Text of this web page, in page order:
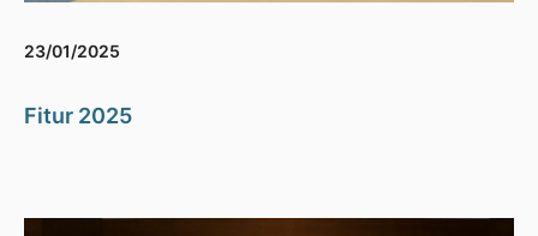
23/01/2025
Fitur 2025